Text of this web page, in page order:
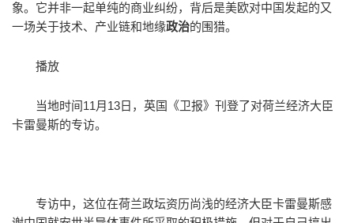
象。它并非一起单纯的商业纠纷，背后是美欧对中国发起的又
一场关于技术、产业链和地缘政治的围猎。
播放
当地时间11月13日，英国《卫报》刊登了对荷兰经济大臣
卡雷曼斯的专访。
专访中，这位在荷兰政坛资历尚浅的经济大臣卡雷曼斯感